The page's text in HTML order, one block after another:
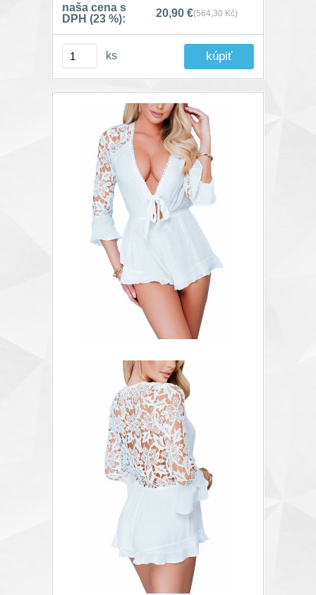
naša cena s
DPH (23 %):
20,90 €(564,30 Kč)
ks